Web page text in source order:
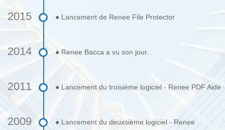
2015
2014
2011
2009
● Lancement de Renee File Protector
● Renee Bacca a vu son jour.
● Lancement du troisième logiciel - Renee PDF Aide
● Lancement du deuxsième logiciel - Renee